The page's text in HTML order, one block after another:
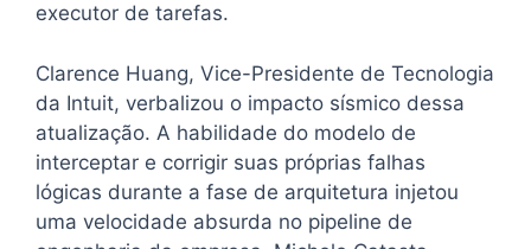
executor de tarefas.
Clarence Huang, Vice-Presidente de Tecnologia
da Intuit, verbalizou o impacto sísmico dessa
atualização. A habilidade do modelo de
interceptar e corrigir suas próprias falhas
lógicas durante a fase de arquitetura injetou
uma velocidade absurda no pipeline de